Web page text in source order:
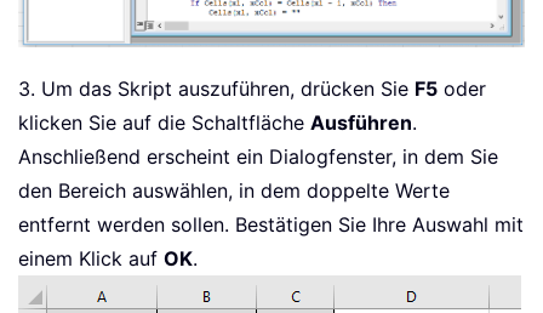
3. Um das Skript auszuführen, drücken Sie F5 oder
klicken Sie auf die Schaltfläche Ausführen.
Anschließend erscheint ein Dialogfenster, in dem Sie
den Bereich auswählen, in dem doppelte Werte
entfernt werden sollen. Bestätigen Sie Ihre Auswahl mit
einem Klick auf OK.